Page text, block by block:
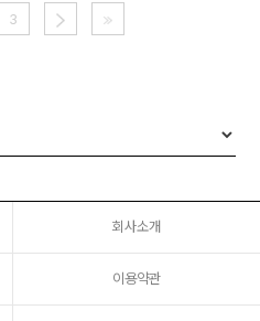
3
회사소개
이용약관